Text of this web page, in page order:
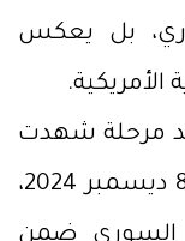
بل يعكس
مرحلة شهدت
تغيرات سياسية في سوريا في 8 ديسمبر 2024،